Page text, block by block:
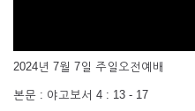
2024년 7월 7일 주일오전예배
본문 : 야고보서 4 : 13 - 17